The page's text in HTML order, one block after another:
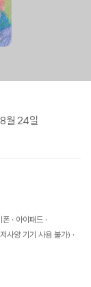
월 24일
폰
아이패드
사양 기기 사용 불가)